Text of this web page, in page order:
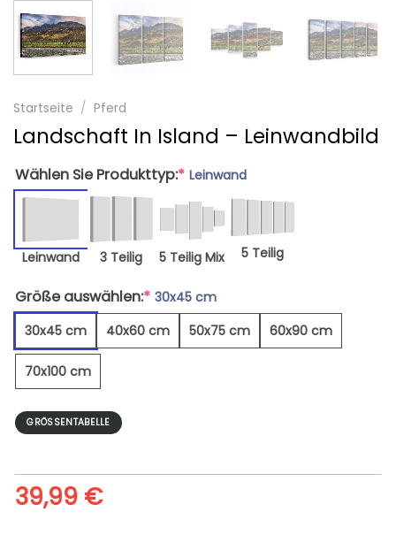
Startseite / Pferd
Landschaft In Island – Leinwandbild
Wählen Sie Produkttyp:* Leinwand
Leinwand 3 Teilig 5 Teilig Mix 5 Teilig
Größe auswählen:* 30x45 cm
30x45 cm
40x60 cm 50x75 cm 60x90 cm
70x100 cm
GRÖSSENTABELLE
39,99 €